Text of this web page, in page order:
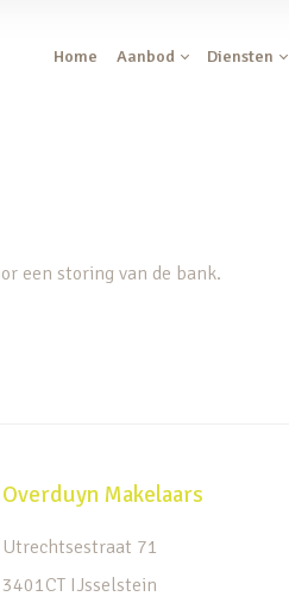
Home Aanbod Diensten
een storing van de bank.
Overduyn Makelaars
Utrechtsestraat 71
3401CT IJsselstein